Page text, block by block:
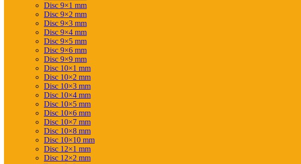
Disc 9×1 mm
Disc 9×2 mm
Disc 9×3 mm
Disc 9×4 mm
Disc 9×5 mm
Disc 9×6 mm
Disc 9×9 mm
Disc 10×1 mm
Disc 10×2 mm
Disc 10×3 mm
Disc 10×4 mm
Disc 10×5 mm
Disc 10×6 mm
Disc 10×7 mm
Disc 10×8 mm
Disc 10×10 mm
Disc 12×1 mm
Disc 12×2 mm